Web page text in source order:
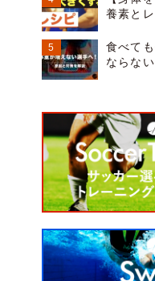
養素と
食べて
ならな